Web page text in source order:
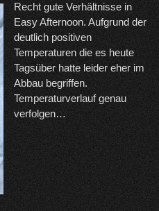
Recht gute Verhältnisse in
Easy Afternoon. Aufgrund der
deutlich positiven
Temperaturen die es heute
Tagsüber hatte leider eher im
Abbau begriffen.
Temperaturverlauf genau
verfolgen…